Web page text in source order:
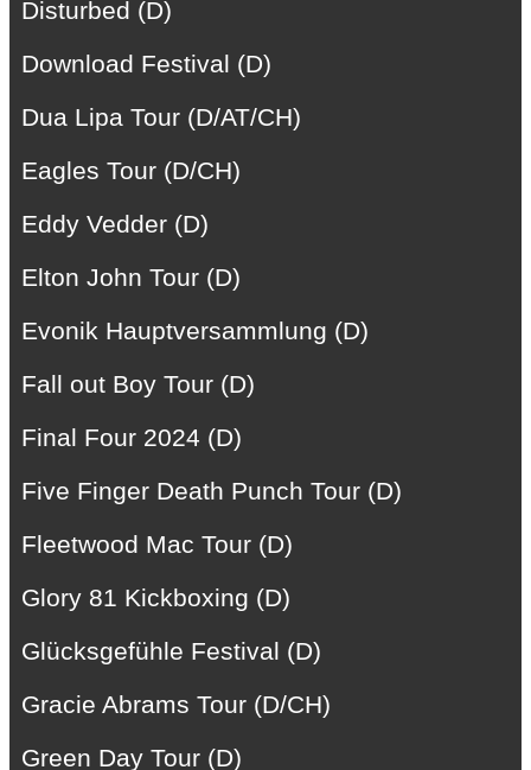
Disturbed (D)
Download Festival (D)
Dua Lipa Tour (D/AT/CH)
Eagles Tour (D/CH)
Eddy Vedder (D)
Elton John Tour (D)
Evonik Hauptversammlung (D)
Fall out Boy Tour (D)
Final Four 2024 (D)
Five Finger Death Punch Tour (D)
Fleetwood Mac Tour (D)
Glory 81 Kickboxing (D)
Glücksgefühle Festival (D)
Gracie Abrams Tour (D/CH)
Green Day Tour (D)